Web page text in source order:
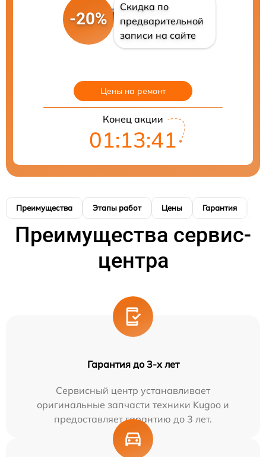
-20%
Скидка по
предварительной
записи на сайте
Цены на ремонт
Конец акции
01:13:40
Преимущества Этапы работ Цены Гарантия
Преимущества сервис-
центра
Гарантия до 3-х лет
Сервисный центр устанавливает
оригинальные запчасти техники Kugoo и
предоставляет гарантию до 3 лет.